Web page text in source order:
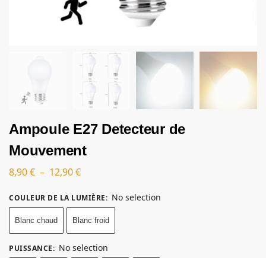
Ampoule E27 Detecteur de
Mouvement
8,90€ – 12,90€
COULEUR DE LA LUMIÈRE: No selection
Blanc chaud Blanc froid
PUISSANCE: No selection